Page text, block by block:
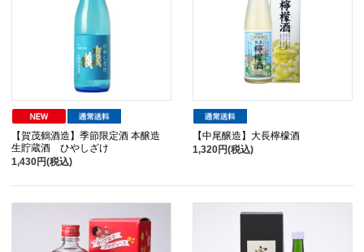
【賀茂鶴酒造】季節限定酒 本醸造
生貯蔵酒 ひやしざけ
1,430円(税込)
【中尾醸造】大長檸檬酒
1,320円(税込)